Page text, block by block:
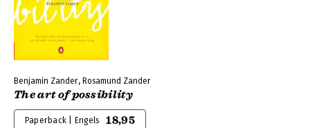
Benjamin Zander, Rosamund Zander
The art of possibility
Paperback | Engels 18,95